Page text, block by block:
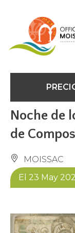
Noche de
de
MOISSAC
El 23 May